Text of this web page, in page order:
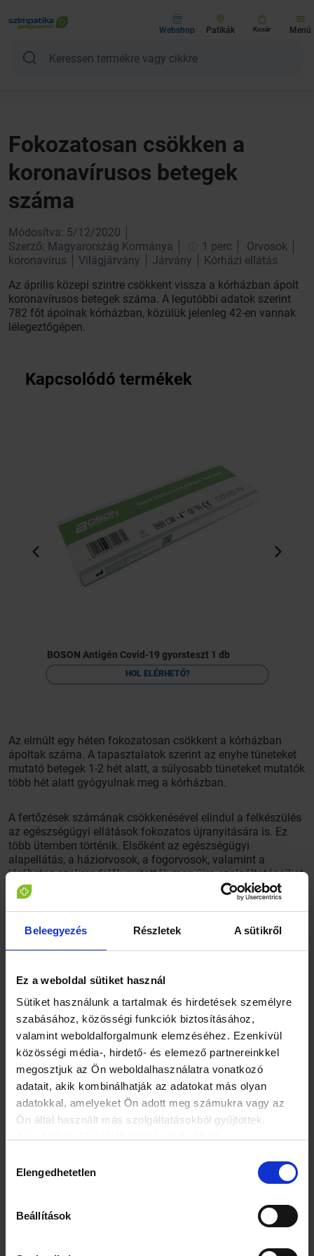
Beleegyezés Részletek A sütikről
Ez a weboldal sütiket használ
Sütiket használunk a tartalmak és hirdetések személyre
szabásához, közösségi funkciók biztosításához,
valamint weboldalforgalmunk elemzéséhez. Ezenkívül
közösségi média-, hirdető- és elemező partnereinkkel
megosztjuk az Ön weboldalhasználatra vonatkozó
adatait, akik kombinálhatják az adatokat más olyan
adatokkal, amelyeket Ön adott meg számukra vagy az
Ön által használt más szolgáltatásokból gyűjtöttek.
kiválasztása
Elengedhetetlen
Beállítások
Webshop Patikák Kosár Menü
Fokozatosan csökken a
koronavírusos betegek
száma
Módosítva: 5/12/2020
Szerző: Magyarország Kormánya
1 perc
Orvosok
koronavírus
Világjárvány Járvány
Kórházi ellátás
Az április közepi szintre csökkent vissza a kórházban ápolt
koronavírusos betegek száma. A legutóbbi adatok szerint
782 főt ápolnak kórházban, közülük jelenleg 42-en vannak
lélegeztőgépen.
Kapcsolódó termékek
BOSON Antigén Covid-19 gyorsteszt 1 db
HOL ELÉRHETŐ?
Az elmúlt egy héten fokozatosan csökkent a kórházban
ápoltak száma. A tapasztalatok szerint az enyhe tüneteket
mutató betegek 1-2 hét alatt, a súlyosabb tüneteket mutatók
több hét alatt gyógyulnak meg a kórházban.
A fertőzések számának csökkenésével elindul a felkészülés
az egészségügyi ellátások fokozatos újranyitására is. Ez
több ütemben történik. Elsőként az egészségügyi
alapellátás, a háziorvosok, a fogorvosok, valamint a
járóbeteg szakrendelők nyitották meg újra szolgáltatásaikat,
de még csökkentett üzemmódban és fokozott
óvintézkedések mellett.
szolgálja a „régi új” beutalási rend is, amely képes
tehermentesíteni több kórházat, hogy minél előbb
kezelések. Emellett természetesen fenn kell tartani a
járványügyi készültséget, hogy a kórházak szükség
képesek legyenek a koronavírusos betegek tömeges